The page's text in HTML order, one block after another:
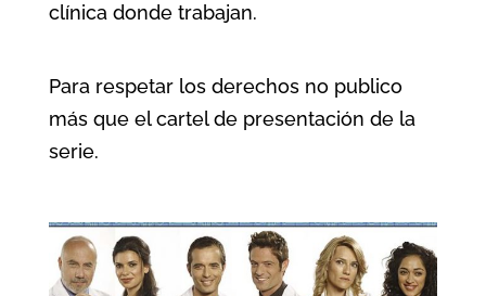
clínica donde trabajan.
Para respetar los derechos no publico
más que el cartel de presentación de la
serie.